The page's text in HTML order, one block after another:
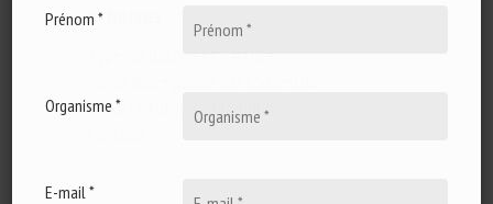
in horses
Reports Auteurs : Phelipon, R.,
Prénom *
Organisme *
E-mail *